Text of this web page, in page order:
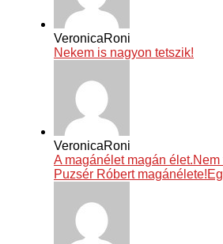
VeronicaRoni
Nekem is nagyon tetszik!
VeronicaRoni
A magánélet magán
Puzsér Róbert